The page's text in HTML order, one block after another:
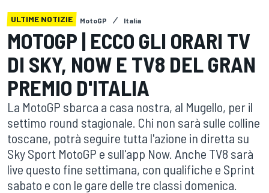
ULTIME NOTIZIE MotoGP Italia
MOTOGP | ECCO GLI ORARI TV
DI SKY, NOW E TV8 DEL GRAN
PREMIO D'ITALIA
La MotoGP sbarca a casa nostra, al Mugello, per il
settimo round stagionale. Chi non sarà sulle colline
toscane, potrà seguire tutta l'azione in diretta su
Sky Sport MotoGP e sull'app Now. Anche TV8 sarà
live questo fine settimana, con qualifiche e Sprint
sabato e con le gare delle tre classi domenica.